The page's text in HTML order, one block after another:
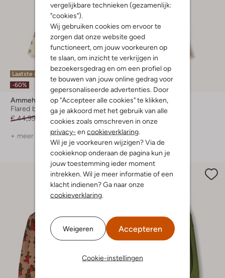
vergelijkbare technieken (gezamenlijk:
"cookies").
Wij gebruiken cookies om ervoor te
zorgen dat onze website goed
functioneert, om jouw voorkeuren op
te slaan, om inzicht te verkrijgen in
bezoekersgedrag en om een profiel op
te bouwen van jouw online gedrag voor
gepersonaliseerde advertenties. Door
op "Accepteer alle cookies" te klikken,
ga je akkoord met het gebruik van alle
cookies zoals omschreven in onze
privacy- en cookieverklaring.
Wil je je voorkeuren wijzigen? Via de
cookieknop onderaan de pagina kun je
jouw toestemming ieder moment
intrekken. Wil je meer informatie of een
klacht indienen? Ga naar onze
cookieverklaring.
Weigeren Accepteren
Cookie-instellingen
Laatste item
-60%
Ammehoela
Flared broek
€ 44,99
€ 17,99
+ meer kleuren
Laatste item
-60%
Ammehoela
Flared broek
€ 44,99 € 17,99
+ meer kleuren